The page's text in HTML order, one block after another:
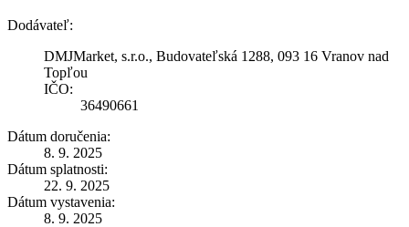
Dodávateľ:
DMJMarket, s.r.o., Budovateľská 1288, 093 16 Vranov nad
Topľou
IČO:
36490661
Dátum doručenia:
8. 9. 2025
Dátum splatnosti:
22. 9. 2025
Dátum vystavenia:
8. 9. 2025